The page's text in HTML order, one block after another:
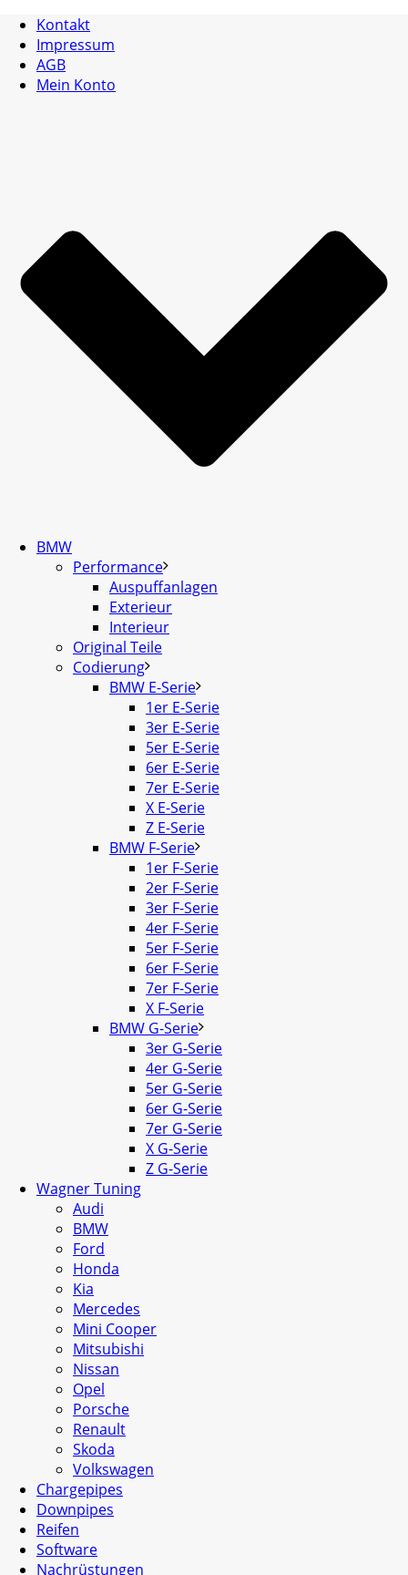
Kontakt
Impressum
AGB
Mein Konto
BMW
Performance
Auspuffanlagen
Exterieur
Interieur
Original Teile
Codierung
BMW E-Serie
1er E-Serie
3er E-Serie
5er E-Serie
6er E-Serie
7er E-Serie
X E-Serie
Z E-Serie
BMW F-Serie
1er F-Serie
2er F-Serie
3er F-Serie
4er F-Serie
5er F-Serie
6er F-Serie
7er F-Serie
X F-Serie
BMW G-Serie
3er G-Serie
4er G-Serie
5er G-Serie
6er G-Serie
7er G-Serie
X G-Serie
Z G-Serie
Wagner Tuning
Audi
BMW
Ford
Honda
Kia
Mercedes
Mini Cooper
Mitsubishi
Nissan
Opel
Porsche
Renault
Skoda
Volkswagen
Chargepipes
Downpipes
Reifen
Software
Nachrüstungen